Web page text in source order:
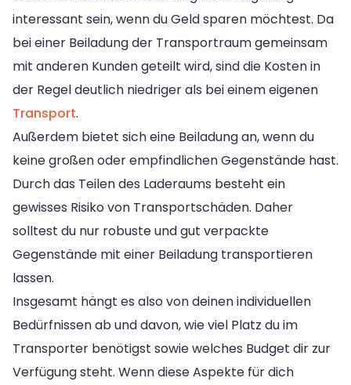
interessant sein, wenn du Geld sparen möchtest. Da
bei einer Beiladung der Transportraum gemeinsam
mit anderen Kunden geteilt wird, sind die Kosten in
der Regel deutlich niedriger als bei einem eigenen
Transport.
Außerdem bietet sich eine Beiladung an, wenn du
keine großen oder empfindlichen Gegenstände hast.
Durch das Teilen des Laderaums besteht ein
gewisses Risiko von Transportschäden. Daher
solltest du nur robuste und gut verpackte
Gegenstände mit einer Beiladung transportieren
lassen.
Insgesamt hängt es also von deinen individuellen
Bedürfnissen ab und davon, wie viel Platz du im
Transporter benötigst sowie welches Budget dir zur
Verfügung steht. Wenn diese Aspekte für dich